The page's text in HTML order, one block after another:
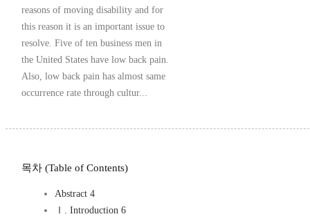
reasons of moving disability and for
this reason it is an important issue to
resolve. Five of ten business men in
the United States have low back pain.
Also, low back pain has almost same
occurrence rate through cultur...
목차 (Table of Contents)
Abstract 4
Ⅰ. Introduction 6